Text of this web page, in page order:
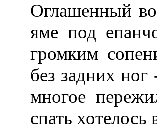
Оглашенный
яме под
громким
без задних
многое
спать хотелось